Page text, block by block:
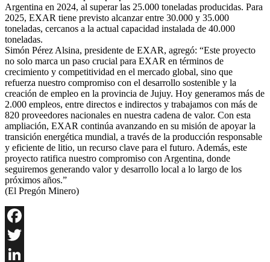
Argentina en 2024, al superar las 25.000 toneladas producidas. Para
2025, EXAR tiene previsto alcanzar entre 30.000 y 35.000
toneladas, cercanos a la actual capacidad instalada de 40.000
toneladas.
Simón Pérez Alsina, presidente de EXAR, agregó: “Este proyecto
no solo marca un paso crucial para EXAR en términos de
crecimiento y competitividad en el mercado global, sino que
refuerza nuestro compromiso con el desarrollo sostenible y la
creación de empleo en la provincia de Jujuy. Hoy generamos más de
2.000 empleos, entre directos e indirectos y trabajamos con más de
820 proveedores nacionales en nuestra cadena de valor. Con esta
ampliación, EXAR continúa avanzando en su misión de apoyar la
transición energética mundial, a través de la producción responsable
y eficiente de litio, un recurso clave para el futuro. Además, este
proyecto ratifica nuestro compromiso con Argentina, donde
seguiremos generando valor y desarrollo local a lo largo de los
próximos años.”
(El Pregón Minero)
Facebook
Twitter